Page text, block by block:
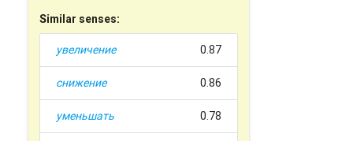
Similar senses:
увеличение 0.87
снижение 0.86
уменьшать 0.78